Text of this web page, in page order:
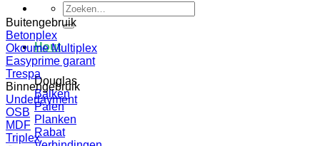
Zoeken
naar:
Hout
Douglas
Balken
Palen
Planken
Rabat
Buitengebruik
Betonplex
Okoume Multiplex
Easyprime garant
Trespa
Binnengebruik
Underlayment
OSB
MDF
Triplex